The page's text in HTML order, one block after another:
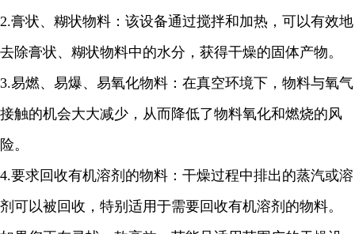
2.膏状、糊状物料：该设备通过搅拌和加热，可以有效地
去除膏状、糊状物料中的水分，获得干燥的固体产物。
3.易燃、易爆、易氧化物料：在真空环境下，物料与氧气
接触的机会大大减少，从而降低了物料氧化和燃烧的风
险。
4.要求回收有机溶剂的物料：干燥过程中排出的蒸汽或溶
剂可以被回收，特别适用于需要回收有机溶剂的物料。